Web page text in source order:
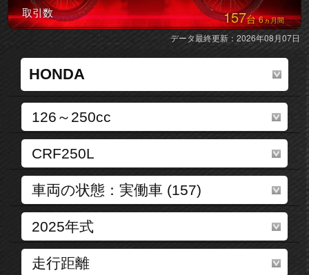
取引数 157台6ヵ月間
データ最終更新：2026年08月07日